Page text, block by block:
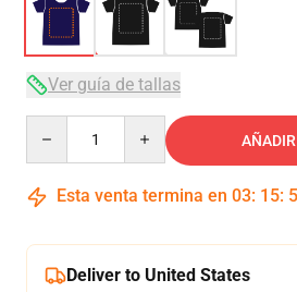
Ver guía de tallas
Esta venta termina en 03: 15:
Deliver to United States